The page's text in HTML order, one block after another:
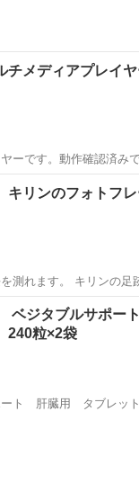
チメディアプレイ
ーです。動作確認済み
りません。 付属品は全
ーディオ USBオーディ
西浦和駅
リンのフォトフレ
測れます。 キリンの足
写真が５枚入れられま
、クリアファイル等で
。 下に...
浦和駅 その他 キ
ベジタブルサポ
粒×2袋
ート 肝臓用 タブレッ